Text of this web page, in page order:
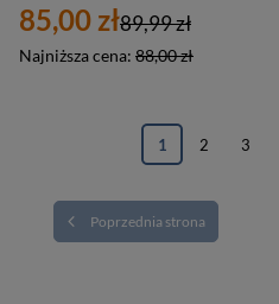
85,00 zł
Najniższa cena: 88,00 zł
89,99 zł
Poprzednia strona
1 2 3